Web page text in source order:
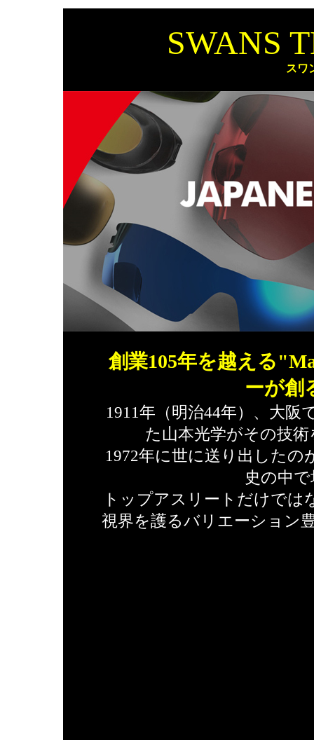
SWANS
スワ
創業105年を越える
ーが創
1911年（明治44年）、大
た山本光学がその技
1972年に世に送り出したの
史の中
トップアスリートだけでは
視界を護るバリエーション